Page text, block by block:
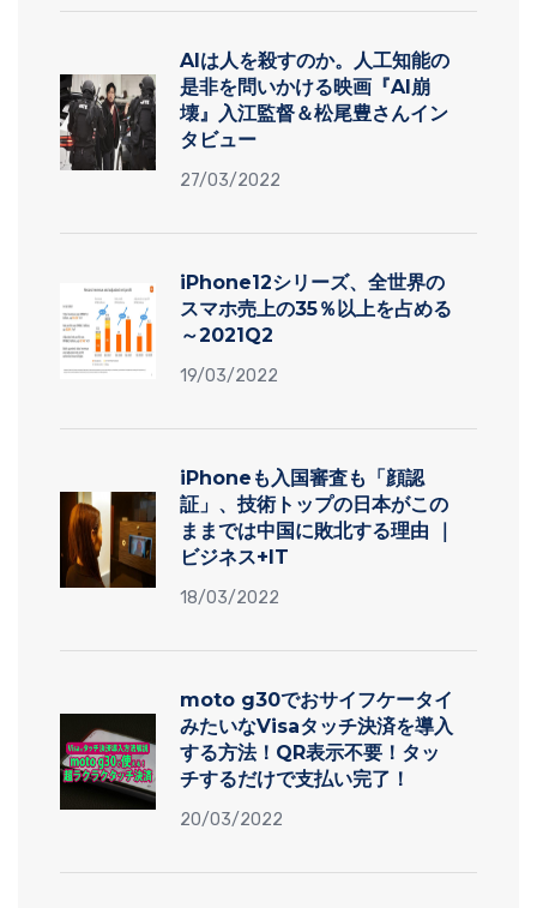
AIは人を殺すのか。人工知能の
是非を問いかける映画『AI崩
壊』入江監督＆松尾豊さんイン
タビュー
27/03/2022
iPhone12シリーズ、全世界の
スマホ売上の35％以上を占める
～2021Q2
19/03/2022
iPhoneも入国審査も「顔認
証」、技術トップの日本がこの
ままでは中国に敗北する理由 ｜
ビジネス+IT
18/03/2022
moto g30でおサイフケータイ
みたいなVisaタッチ決済を導入
する方法！QR表示不要！タッ
チするだけで支払い完了！
20/03/2022